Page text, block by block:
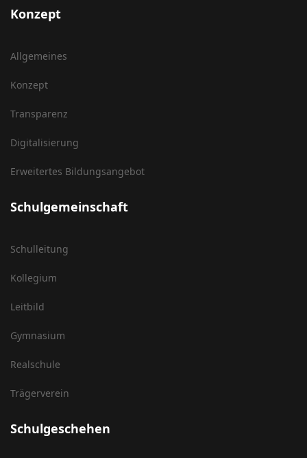
Konzept
Allgemeines
Konzept
Transparenz
Digitalisierung
Erweitertes Bildungsangebot
Schulgemeinschaft
Schulleitung
Kollegium
Leitbild
Gymnasium
Realschule
Trägerverein
Schulgeschehen